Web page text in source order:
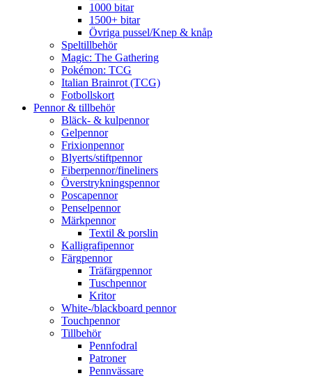
1000 bitar
1500+ bitar
Övriga pussel/Knep & knåp
Speltillbehör
Magic: The Gathering
Pokémon: TCG
Italian Brainrot (TCG)
Fotbollskort
Pennor & tillbehör
Bläck- & kulpennor
Gelpennor
Frixionpennor
Blyerts/stiftpennor
Fiberpennor/fineliners
Överstrykningspennor
Poscapennor
Penselpennor
Märkpennor
Textil & porslin
Kalligrafipennor
Färgpennor
Träfärgpennor
Tuschpennor
Kritor
White-/blackboard pennor
Touchpennor
Tillbehör
Pennfodral
Patroner
Pennvässare